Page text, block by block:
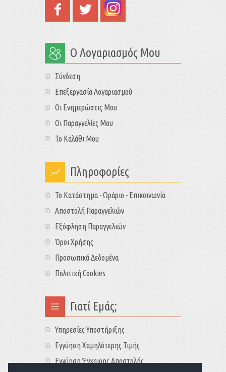
Ο Λογαριασμός Μου
Σύνδεση
Επεξεργασία Λογαριασμού
Οι Ενημερώσεις Μου
Οι Παραγγελίες Μου
Το Καλάθι Μου
Πληροφορίες
Το Κατάστημα - Ωράριο - Επικοινωνία
Αποστολή Παραγγελιών
Εξόφληση Παραγγελιών
Όροι Χρήσης
Προσωπικά Δεδομένα
Πολιτική Cookies
Γιατί Εμάς;
Υπηρεσίες Υποστήριξης
Εγγύηση Χαμηλότερης Τιμής
Εγγύηση Έγκαιρης Αποστολής